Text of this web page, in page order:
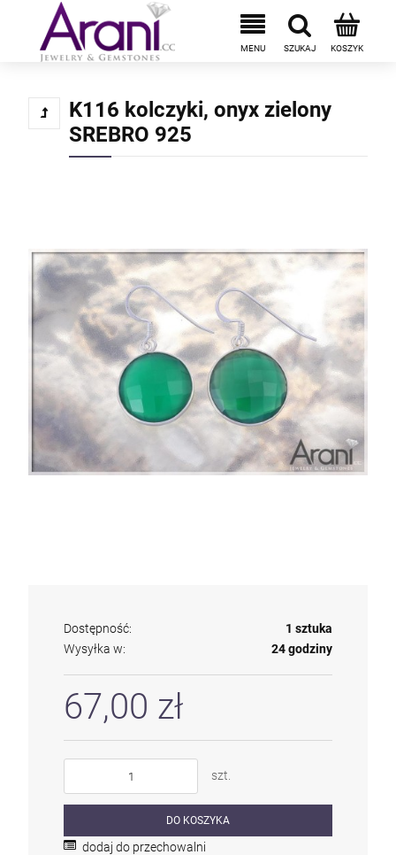
K116 kolczyki, onyx zielony
SREBRO 925
Dostępność:
1 sztuka
Wysyłka w:
24 godziny
67,00 zł
szt.
DO KOSZYKA
dodaj do przechowalni